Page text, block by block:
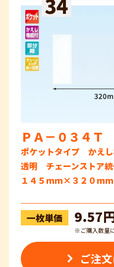
ＰＡ－０３４Ｔ
ポケットタイプ かえ
透明 チェーンストア統
１４５ｍｍ×３２０ｍｍ
一枚単価 9.57
※ご購入数量
ご注